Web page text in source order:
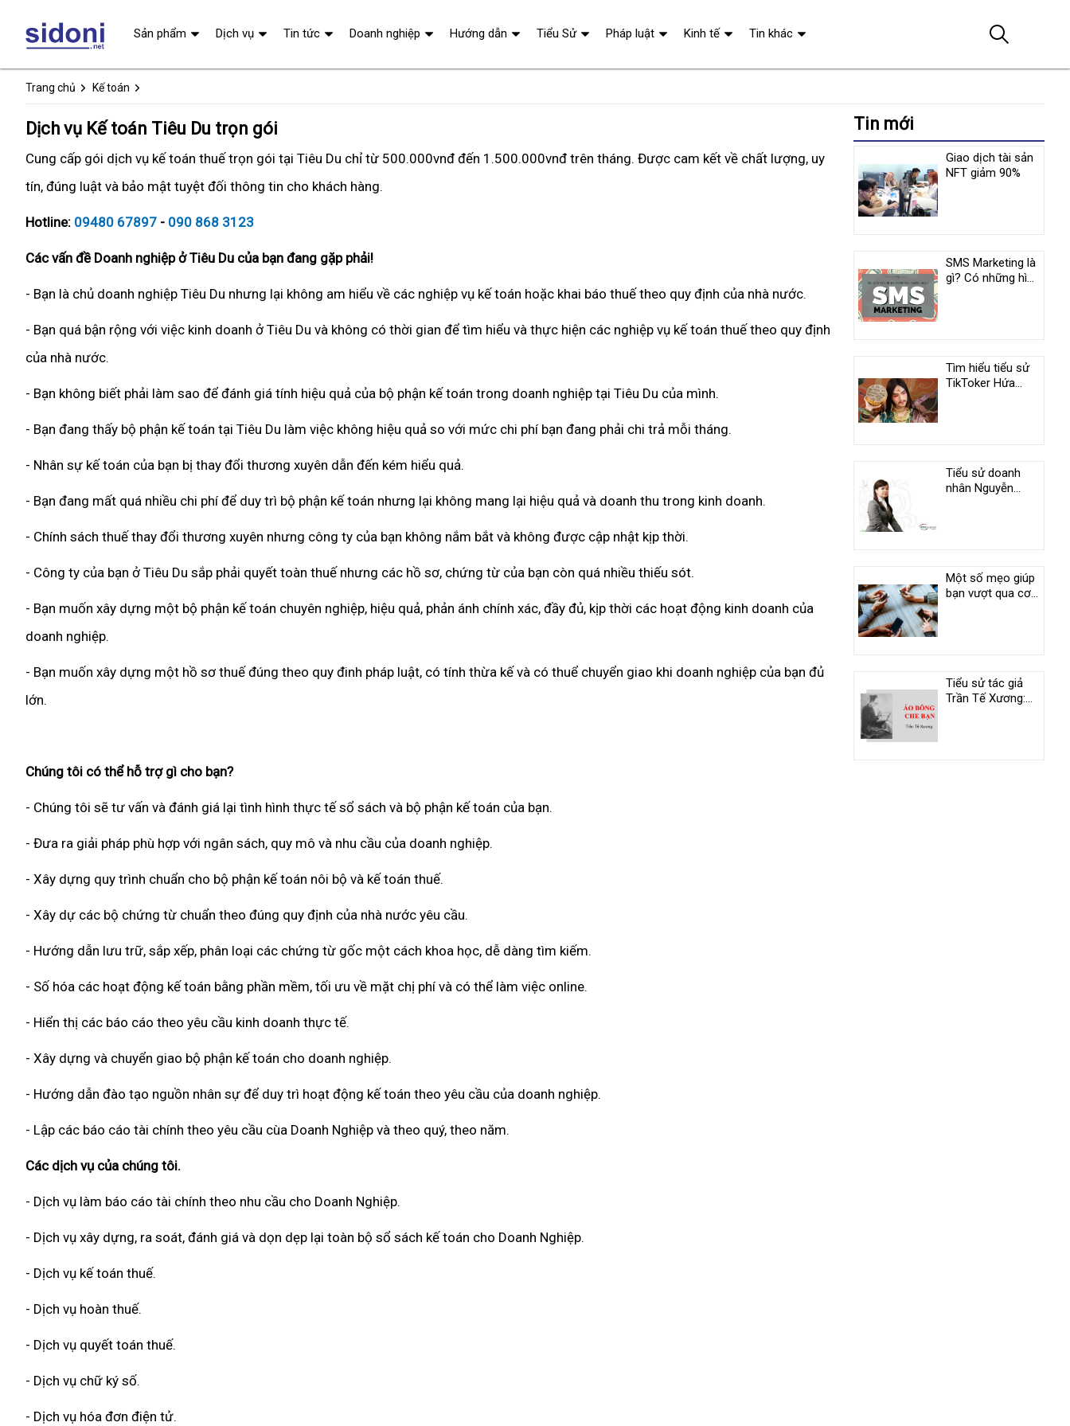
Trang chủ Kế toán
Dịch vụ Kế toán Tiêu Du trọn gói
Cung cấp gói dịch vụ kế toán thuế trọn gói tại Tiêu Du chỉ từ 500.000vnđ đến 1.500.000vnđ trên tháng. Được cam kết về chất lượng, uy
tín, đúng luật và bảo mật tuyệt đối thông tin cho khách hàng.
Hotline: 09480 67897 - 090 868 3123
Các vấn đề Doanh nghiệp ở Tiêu Du của bạn đang gặp phải!
- Bạn là chủ doanh nghiệp Tiêu Du nhưng lại không am hiểu về các nghiệp vụ kế toán hoặc khai báo thuế theo quy định của nhà nước.
- Bạn quá bận rộng với việc kinh doanh ở Tiêu Du và không có thời gian để tìm hiểu và thực hiện các nghiệp vụ kế toán thuế theo quy định
của nhà nước.
- Bạn không biết phải làm sao để đánh giá tính hiệu quả của bộ phận kế toán trong doanh nghiệp tại Tiêu Du của mình.
- Bạn đang thấy bộ phận kế toán tại Tiêu Du làm việc không hiệu quả so với mức chi phí bạn đang phải chi trả mỗi tháng.
- Nhân sự kế toán của bạn bị thay đổi thương xuyên dẫn đến kém hiểu quả.
- Bạn đang mất quá nhiều chi phí để duy trì bộ phận kế toán nhưng lại không mang lại hiệu quả và doanh thu trong kinh doanh.
- Chính sách thuế thay đổi thương xuyên nhưng công ty của bạn không nắm bắt và không được cập nhật kịp thời.
- Công ty của bạn ở Tiêu Du sắp phải quyết toàn thuế nhưng các hồ sơ, chứng từ của bạn còn quá nhiều thiếu sót.
- Bạn muốn xây dựng một bộ phận kế toán chuyên nghiệp, hiệu quả, phản ánh chính xác, đầy đủ, kịp thời các hoạt động kinh doanh của
doanh nghiệp.
- Bạn muốn xây dựng một hồ sơ thuế đúng theo quy đinh pháp luật, có tính thừa kế và có thuể chuyển giao khi doanh nghiệp của bạn đủ
lớn.
Chúng tôi có thể hỗ trợ gì cho bạn?
- Chúng tôi sẽ tư vấn và đánh giá lại tình hình thực tế sổ sách và bộ phận kế toán của bạn.
- Đưa ra giải pháp phù hợp với ngân sách, quy mô và nhu cầu của doanh nghiệp.
- Xây dựng quy trình chuẩn cho bộ phận kế toán nôi bộ và kế toán thuế.
- Xây dự các bộ chứng từ chuẩn theo đúng quy định của nhà nước yêu cầu.
- Hướng dẫn lưu trữ, sắp xếp, phân loại các chứng từ gốc một cách khoa học, dễ dàng tìm kiếm.
- Số hóa các hoạt động kế toán bằng phần mềm, tối ưu về mặt chị phí và có thể làm việc online.
- Hiển thị các báo cáo theo yêu cầu kinh doanh thực tế.
- Xây dựng và chuyển giao bộ phận kế toán cho doanh nghiệp.
- Hướng dẫn đào tạo nguồn nhân sự để duy trì hoạt động kế toán theo yêu cầu của doanh nghiệp.
- Lập các báo cáo tài chính theo yêu cầu cùa Doanh Nghiệp và theo quý, theo năm.
Các dịch vụ của chúng tôi.
- Dịch vụ làm báo cáo tài chính theo nhu cầu cho Doanh Nghiệp.
- Dịch vụ xây dựng, ra soát, đánh giá và dọn dẹp lại toàn bộ sổ sách kế toán cho Doanh Nghiệp.
- Dịch vụ kế toán thuế.
- Dịch vụ hoàn thuế.
- Dịch vụ quyết toán thuế.
- Dịch vụ chữ ký số.
- Dịch vụ hóa đơn điện tử.
Tin mới
Giao dịch tài sản
NFT giảm 90%
SMS Marketing là
gì? Có những hình
Tìm hiểu tiểu sử
TikToker Hứa
Tiểu sử doanh
nhân Nguyễn
Một số mẹo giúp
bạn vượt qua cơn
Tiểu sử tác giả
Trần Tế Xương:
Sản phẩm Dịch vụ Tin tức Doanh nghiệp Hướng dẫn Tiểu Sử Pháp luật Kinh tế Tin khác